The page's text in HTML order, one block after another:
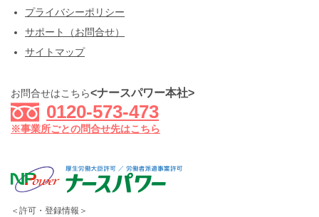
プライバシーポリシー
サポート（お問合せ）
サイトマップ
お問合せはこちら<ナースパワー本社>
0120-573-473
※事業所ごとの問合せ先はこちら
＜許可・登録情報＞